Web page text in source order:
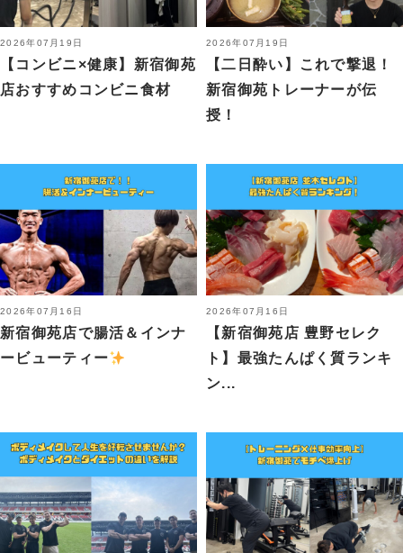
2026年07月19日
【コンビニ×健康】新宿御苑
店おすすめコンビニ食材
2026年07月19日
【二日酔い】これで撃退！
新宿御苑トレーナーが伝
授！
2026年07月16日
新宿御苑店で腸活＆インナ
ービューティー
2026年07月16日
【新宿御苑店 豊野セレク
ト】最強たんぱく質ランキ
ン...